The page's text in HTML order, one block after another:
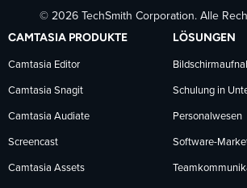
auf
folgen
auf
folgen
auf
© 2026 TechSmith Corporation. Alle
CAMTASIA PRODUKTE
Camtasia Editor
Camtasia Snagit
Camtasia Audiate
Screencast
Camtasia Assets
LÖSUNGEN
Schulung in
Personalwesen
Software-